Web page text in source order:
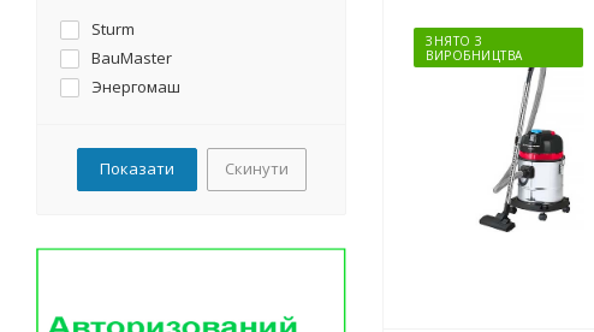
ЗНЯТО З
ВИРОБНИЦТВА
Sturm
BauMaster
Энергомаш
Скинути